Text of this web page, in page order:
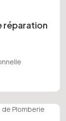
réparation